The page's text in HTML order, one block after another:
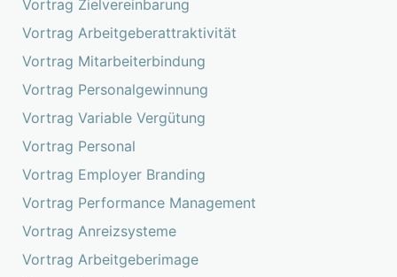
Vortrag Zielvereinbarung
Vortrag Arbeitgeberattraktivität
Vortrag Mitarbeiterbindung
Vortrag Personalgewinnung
Vortrag Variable Vergütung
Vortrag Personal
Vortrag Employer Branding
Vortrag Performance Management
Vortrag Anreizsysteme
Vortrag Arbeitgeberimage